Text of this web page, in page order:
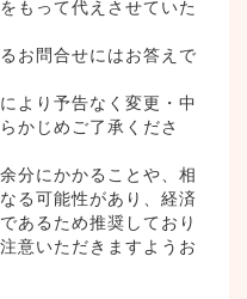
もって代えさせていた
お問合せにはお答えで
より予告なく変更・中
かじめご了承くださ
分にかかることや、相
る可能性があり、経済
あるため推奨しており
意いただきますようお